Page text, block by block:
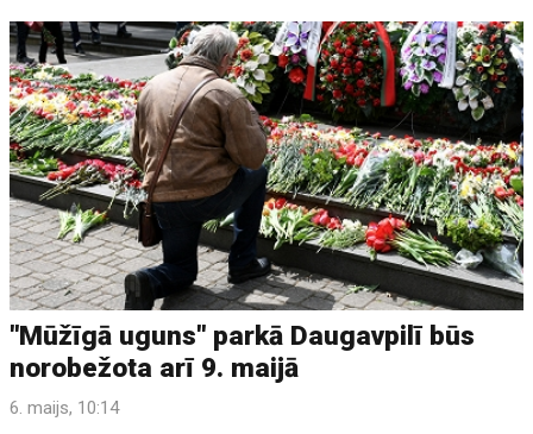
"Mūžīgā uguns" parkā Daugavpilī būs
norobežota arī 9. maijā
6. maijs, 10:14